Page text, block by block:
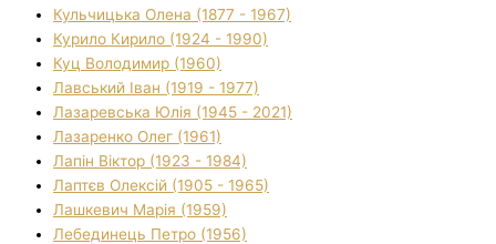
Кульчицька Олена (1877 - 1967)
Курило Кирило (1924 - 1990)
Куц Володимир (1960)
Лавський Іван (1919 - 1977)
Лазаревська Юлія (1945 - 2021)
Лазаренко Олег (1961)
Лапін Віктор (1923 - 1984)
Лаптєв Олексій (1905 - 1965)
Лашкевич Марія (1959)
Лебединець Петро (1956)